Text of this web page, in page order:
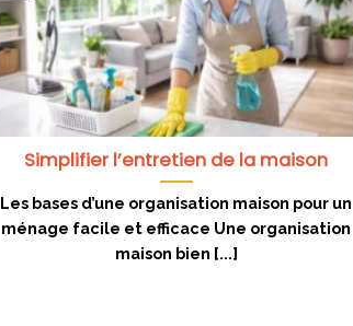
Simplifier l’entretien de la maison
Les bases d’une organisation maison pour un
ménage facile et efficace Une organisation
maison bien [...]